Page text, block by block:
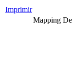
Imprimir
Mapping